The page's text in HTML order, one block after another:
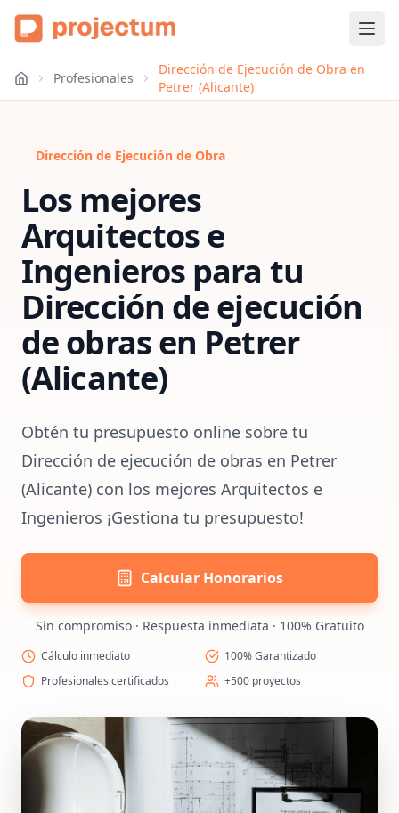
Profesionales
Dirección de Ejecución de Obra en
Petrer (Alicante)
Dirección de Ejecución de Obra
Los mejores
Arquitectos e
Ingenieros para tu
Dirección de ejecución
de obrasen Petrer
(Alicante)
Obtén tu presupuesto online sobre tu
Dirección de ejecución de obras en Petrer
(Alicante) con los mejores Arquitectos e
Ingenieros ¡Gestiona tu presupuesto!
Calcular Honorarios
Sin compromiso · Respuesta inmediata · 100% Gratuito
Cálculo inmediato
100% Garantizado
Profesionales certificados
+500 proyectos